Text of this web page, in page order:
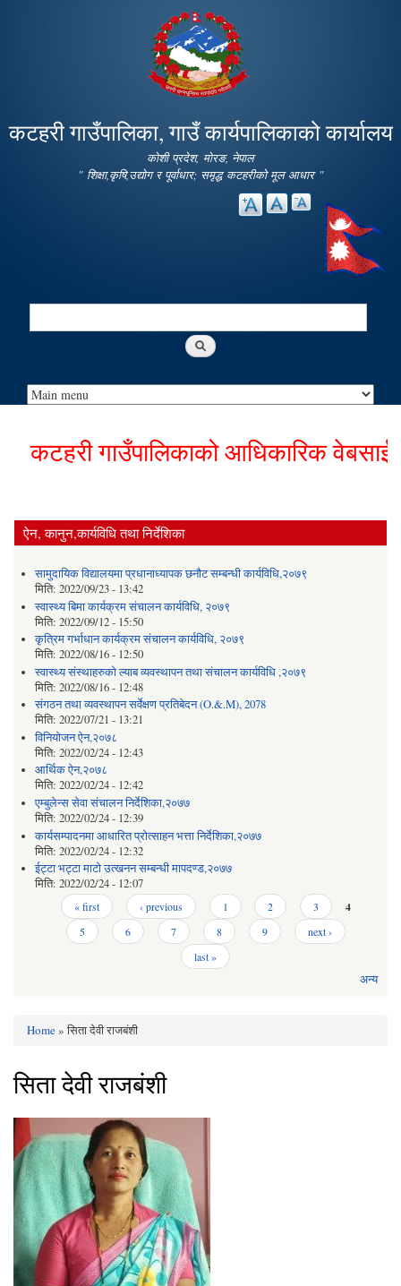
main
content
कटहरी गाउँपालिका, गाउँ कार्यपालिकाको कार्यालय
कोशी प्रदेश, मोरङ, नेपाल
" शिक्षा,कृषि,उद्योग र पूर्वाधार; समृद्ध कटहरीको मूल आधार "
Search
कटहरी गाउँपालिकाको आधिकारिक
ऐन, कानुन,कार्यविधि तथा निर्देशिका
सामुदायिक विद्यालयमा प्रधानाध्यापक छनौट सम्बन्धी कार्यविधि,२०७९
मिति: 2022/09/23 - 13:42
स्वास्थ्य बिमा कार्यक्रम संचालन कार्यविधि, २०७९
मिति: 2022/09/12 - 15:50
कृत्रिम गर्भाधान कार्यक्रम संचालन कार्यविधि, २०७९
मिति: 2022/08/16 - 12:50
स्वास्थ्य संस्थाहरुको ल्याब व्यवस्थापन तथा संचालन कार्यविधि ,२०७९
मिति: 2022/08/16 - 12:48
संगठन तथा व्यवस्थापन सर्वेक्षण प्रतिबेदन (O.&.M), 2078
मिति: 2022/07/21 - 13:21
विनियोजन ऐन,२०७८
मिति: 2022/02/24 - 12:43
आर्थिक ऐन,२०७८
मिति: 2022/02/24 - 12:42
एम्बुलेन्स सेवा संचालन निर्देशिका,२०७७
मिति: 2022/02/24 - 12:39
कार्यसम्पादनमा आधारित प्रोत्साहन भत्ता निर्देशिका,२०७७
मिति: 2022/02/24 - 12:32
ईट्टा भट्टा माटो उत्खनन सम्बन्धी मापदण्ड,२०७७
मिति: 2022/02/24 - 12:07
« first ‹ previous 1 2 3 4
5 6 7 8 9
next ›
last »
अन्य
Home» सिता देवी राजबंशी
सिता देवी राजबंशी